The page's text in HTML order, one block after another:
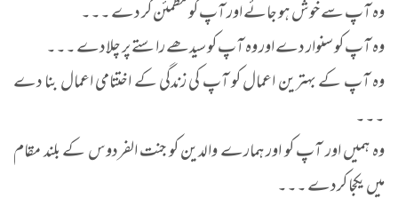
وہ آپ سے خوش ہو جائے اور آپ کو مطمئن کر دے ۔۔۔
وہ آپ کو سنوار دے اور وہ آپ کو سیدھے راستے پر چلادے ۔۔۔
وہ آپ کے بہترین اعمال کو آپ کی زندگی کے اختتامی اعمال بنا دے
۔۔۔
وہ ہمیں اور آپ کو اور ہمارے والدین کو جنت الفردوس کے بلند مقام
میں یکجا کردے ۔۔۔